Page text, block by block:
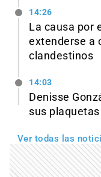
14:26
La causa por
extenderse a
clandestinos
14:03
Denisse
sus
Ver todas las